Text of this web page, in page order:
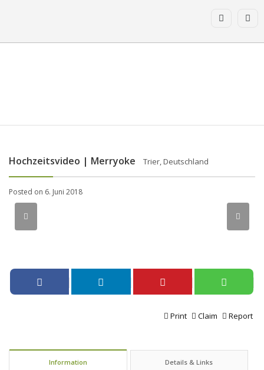
Hochzeitsvideo | Merryoke Trier, Deutschland
Posted on 6. Juni 2018
Report
Claim
Print
Information Details & Links